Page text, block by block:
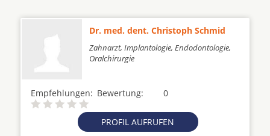
Dr. med. dent. Christoph Schmid
Zahnarzt, Implantologie, Endodontologie,
Oralchirurgie
Empfehlungen: 0
Bewertung:
PROFIL AUFRUFEN